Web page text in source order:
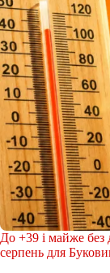
До +39 і майже без
серпень для